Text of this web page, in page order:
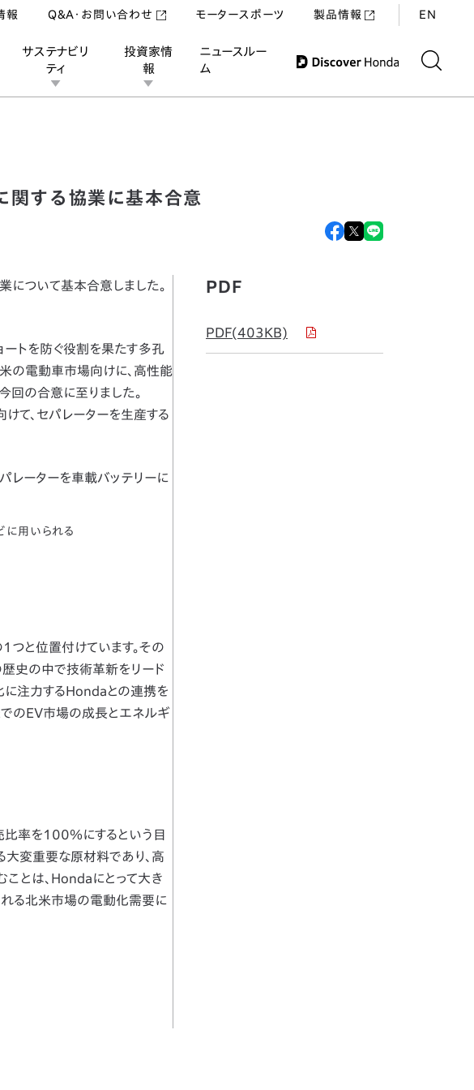
サステナビリ
ティ
投資家情
報
ニュースルー
ム
報 Q&A・お問い合わせ モータースポーツ 製品情報 EN
に基本合意
関する協業に基本合意
ついて基本合意しました。
ートを防ぐ役割を果たす多孔
の電動車市場向けに、高性能
回の合意に至りました。
て、セパレーターを生産する
ーターを車載バッテリーに
に用いられる
と位置付けています。その
歴史の中で技術革新をリード
に注力するHondaとの連携を
でのEV市場の成長とエネルギ
比率を100％にするという目
変重要な原材料であり、高
ことは、Hondaにとって大き
れる北米市場の電動化需要に
PDF
PDF(403KB)